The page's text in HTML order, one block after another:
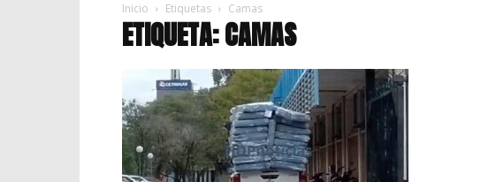
Inicio Etiquetas Camas
ETIQUETA: CAMAS